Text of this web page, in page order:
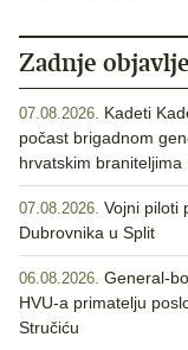
Zadnje
07.08.2026. Kadeti
počast brigadnom
hrvatskim braniteljima
07.08.2026. Vojni piloti
Dubrovnika u Split
06.08.2026. General-
HVU-a primatelju
Stručiću